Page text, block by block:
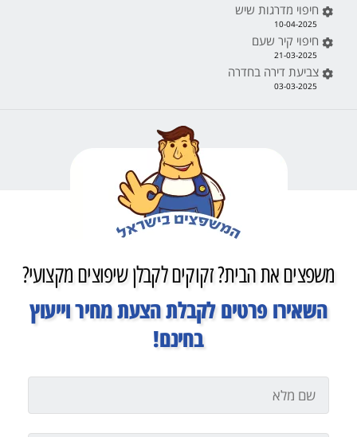
חיפוי מדרגות שיש
10-04-2025
חיפוי קיר שעם
21-03-2025
צביעת דירה בחדרה
03-03-2025
משפצים את הבית? זקוקים לקבלן שיפוצים מקצועי?
השאירו פרטים לקבלת הצעת מחיר וייעוץ
בחינם!